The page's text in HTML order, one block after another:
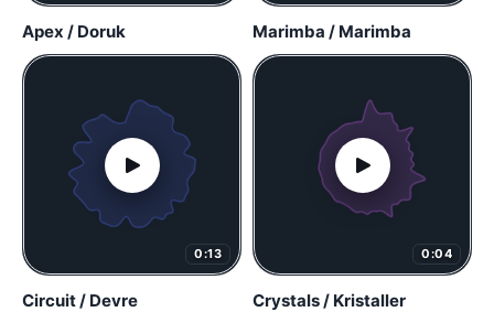
Apex / Doruk Marimba / Marimba
0:13
Circuit / Devre
0:04
Crystals / Kristaller